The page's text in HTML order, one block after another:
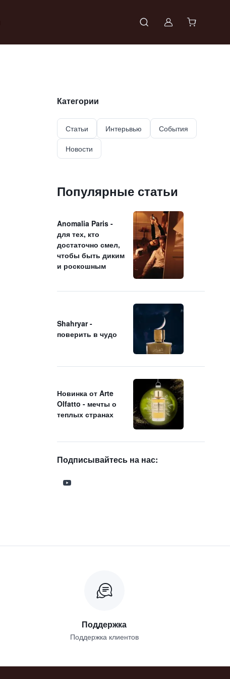
Войти в
Категории
Статьи Интерьвью
События
Новости
Популярные статьи
Anomalia Paris -
для тех, кто
достаточно смел,
чтобы быть диким
и роскошным
Shahryar -
поверить в чудо
Новинка от Arte
Olfatto - мечты о
теплых странах
Подписывайтесь на нас:
Поддержка
Поддержка клиентов